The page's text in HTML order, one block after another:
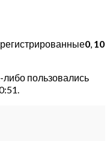
0, 10
либо пользовались